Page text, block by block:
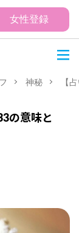
女性登録
神秘 【
の意味と